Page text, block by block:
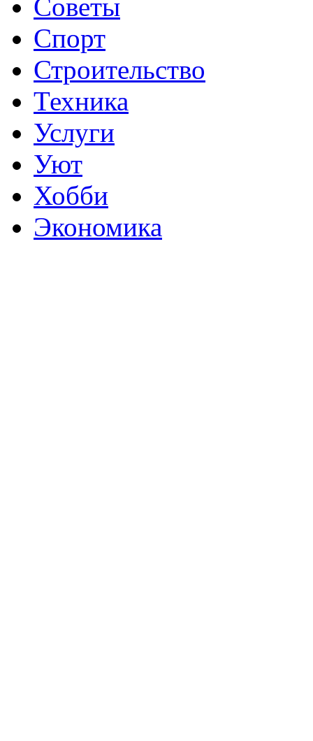
Советы
Спорт
Строительство
Техника
Услуги
Уют
Хобби
Экономика